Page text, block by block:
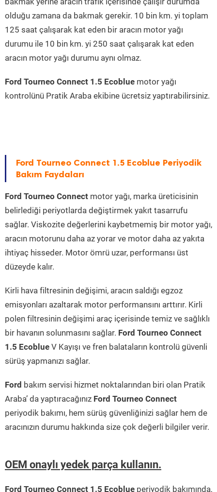
olduğu zamana da bakmak gerekir. 10 bin km. yi toplam
125 saat çalışarak kat eden bir aracın motor yağı
durumu ile 10 bin km. yi 250 saat çalışarak kat eden
aracın motor yağı durumu aynı olmaz.
Ford Tourneo Connect 1.5 Ecoblue motor yağı
kontrolünü Pratik Araba ekibine ücretsiz yaptırabilirsiniz.
Ford Tourneo Connect 1.5 Ecoblue Periyodik
Bakım Faydaları
Ford Tourneo Connect motor yağı, marka üreticisinin
belirlediği periyotlarda değiştirmek yakıt tasarrufu
sağlar. Viskozite değerlerini kaybetmemiş bir motor yağı,
aracın motorunu daha az yorar ve motor daha az yakıta
ihtiyaç hisseder. Motor ömrü uzar, performansı üst
düzeyde kalır.
Kirli hava filtresinin değişimi, aracın saldığı egzoz
emisyonları azaltarak motor performansını arttırır. Kirli
polen filtresinin değişimi araç içerisinde temiz ve sağlıklı
bir havanın solunmasını sağlar. Ford Tourneo Connect
1.5 Ecoblue V Kayışı ve fren balataların kontrolü güvenli
sürüş yapmanızı sağlar.
Ford bakım servisi hizmet noktalarından biri olan Pratik
Araba’ da yaptıracağınız Ford Tourneo Connect
periyodik bakımı, hem sürüş güvenliğinizi sağlar hem de
aracınızın durumu hakkında size çok değerli bilgiler verir.
OEM onaylı yedek parça kullanın.
Ford Tourneo Connect 1.5 Ecoblue periyodik bakımında,